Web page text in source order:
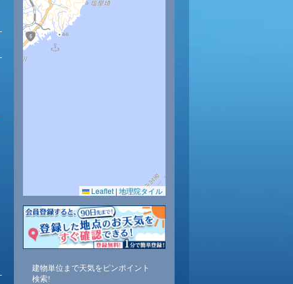
11時 12時
東南 南 南 南
4 3 3 3
Leaflet | 地理院タイル
建物単位まで天気をピンポイント
検索!